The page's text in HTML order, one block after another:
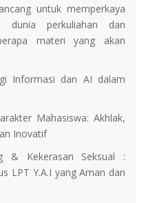
untuk memperkaya
dunia perkuliahan dan
materi yang akan
Informasi dan AI dalam
Mahasiswa: Akhlak,
Inovatif
& Kekerasan Seksual :
LPT Y.A.I yang Aman dan